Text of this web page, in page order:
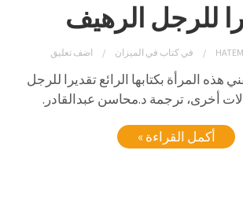
للرجل الرهيف
فيكتاب في الميزان اضف تعليق
هذه المرأة بكتابها الرائع تقديرا للرجل
أخرى، ترجمة د.محاسن عبدالقادر.
أكمل القراءة »